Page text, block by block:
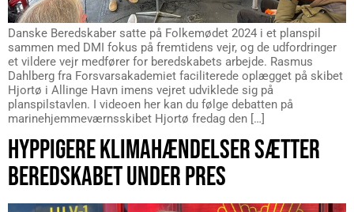
Danske Beredskaber satte på Folkemødet 2024 i et planspil
sammen med DMI fokus på fremtidens vejr, og de udfordringer
et vildere vejr medfører for beredskabets arbejde. Rasmus
Dahlberg fra Forsvarsakademiet faciliterede oplægget på skibet
Hjortø i Allinge Havn imens vejret udviklede sig på
planspilstavlen. I videoen her kan du følge debatten på
marinehjemmeværnsskibet Hjortø fredag den […]
HYPPIGERE KLIMAHÆNDELSER SÆTTER
BEREDSKABET UNDER PRES